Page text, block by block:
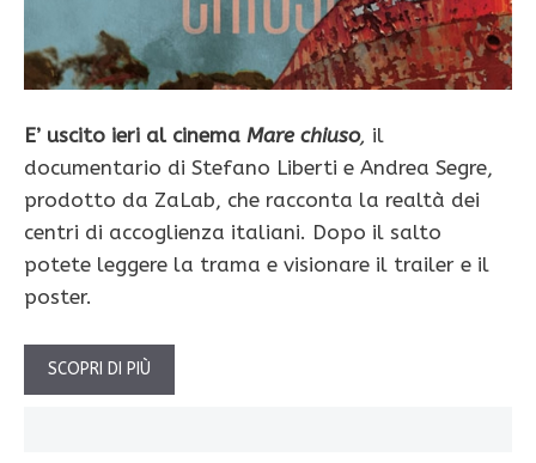
E’ uscito ieri al cinema Mare chiuso, il
documentario di Stefano Liberti e Andrea Segre,
prodotto da ZaLab, che racconta la realtà dei
centri di accoglienza italiani. Dopo il salto
potete leggere la trama e visionare il trailer e il
poster.
SCOPRI DI PIÙ